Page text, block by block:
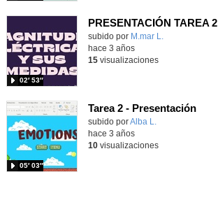
PRESENTACIÓN TAREA 2
Contenido educativo.
subido por M.mar L.
02′ 53″
hace 3 años
15visualizaciones
Tarea 2 - Presentación
Contenido educativo.
subido porAlba L.
05′ 03″
hace 3 años
10visualizaciones